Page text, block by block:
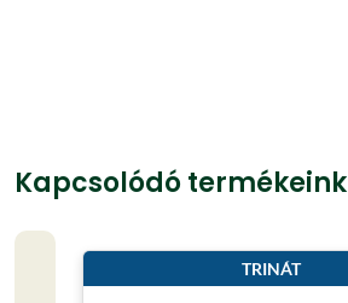
Kapcsolódó termékeink
TRINÁT